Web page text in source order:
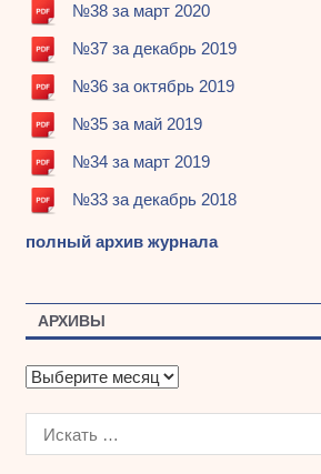
№38 за март 2020
№37 за декабрь 2019
№36 за октябрь 2019
№35 за май 2019
№34 за март 2019
№33 за декабрь 2018
полный архив журнала
АРХИВЫ
А
х